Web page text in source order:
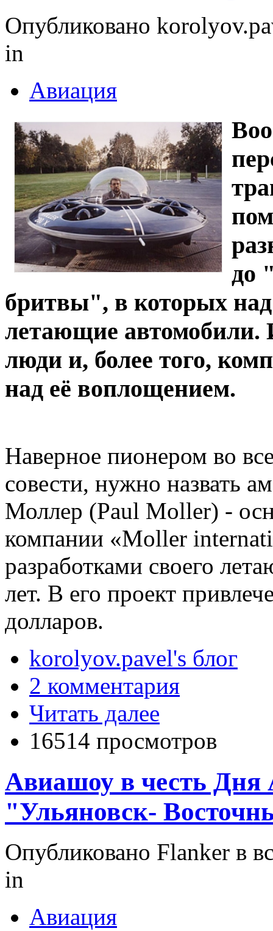
Опубликовано
in
Авиация
до
бритвы", в которых
летающие автомобили.
люди и, более того,
над её воплощением.
Наверное пионером во
совести, нужно назвать
Моллер (Paul Moller) -
компании «Moller
разработками своего
лет. В его проект
долларов.
korolyov.pavel's блог
2 комментария
Читать далее
16514 просмотров
Авиашоу в честь Дня
"Ульяновск-
Опубликовано Flanker в
in
Авиация